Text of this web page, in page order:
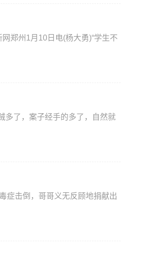
州1月10日电(杨大勇)“学生不
了，案子经手的多了，自然就